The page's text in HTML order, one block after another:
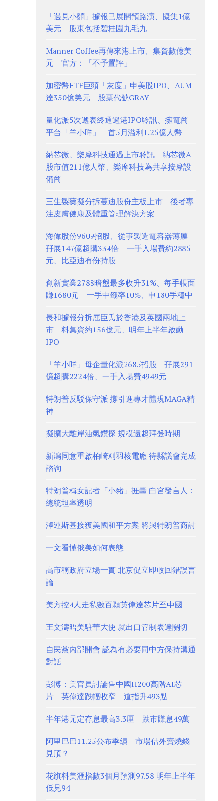
「遇見小麵」據報已展開預路演、擬集1億
美元 股東包括碧桂園九毛九
Manner Coffee再傳來港上市、集資數億美
元 官方：「不予置評」
加密幣ETF巨頭「灰度」申美股IPO、AUM
達350億美元 股票代號GRAY
量化派5次遞表終通過港IPO聆訊、擁電商
平台「羊小咩」 首5月溢利1.25億人幣
納芯微、樂摩科技通過上市聆訊 納芯微A
股市值211億人幣、樂摩科技為共享按摩設
備商
三生製藥擬分拆蔓迪股份主板上市 後者專
注皮膚健康及體重管理解決方案
海偉股份9609招股、從事製造電容器薄膜
孖展147億超購334倍 一手入場費約2885
元、比亞迪有份持股
創新實業2788暗盤最多收升31%、每手帳面
賺1680元 一手中籤率10%、申180手穩中
長和據報分拆屈臣氏於香港及英國兩地上
市 料集資約156億元、明年上半年啟動
IPO
「羊小咩」母企量化派2685招股 孖展291
億超購2224倍、一手入場費4949元
特朗普反駁保守派 撐引進專才體現MAGA精
神
擬擴大離岸油氣鑽探 規模遠超拜登時期
新潟同意重啟柏崎刈羽核電廠 待縣議會完成
諮詢
特朗普稱女記者「小豬」捱轟 白宮發言人：
總統坦率透明
澤連斯基接獲美國和平方案 將與特朗普商討
一文看懂俄美如何表態
高市稱政府立場一貫 北京促立即收回錯誤言
論
美方控4人走私數百顆英偉達芯片至中國
王文濤晤美駐華大使 就出口管制表達關切
自民黨內部開會 認為有必要同中方保持溝通
對話
彭博：美官員討論售中國H200高階AI芯
片 英偉達跌幅收窄 道指升493點
半年港元定存息最高3.3厘 跌市賺息49萬
阿里巴巴11.25公布季績 市場估外賣燒錢
見頂？
花旗料美滙指數3個月預測97.58 明年上半年
低見94